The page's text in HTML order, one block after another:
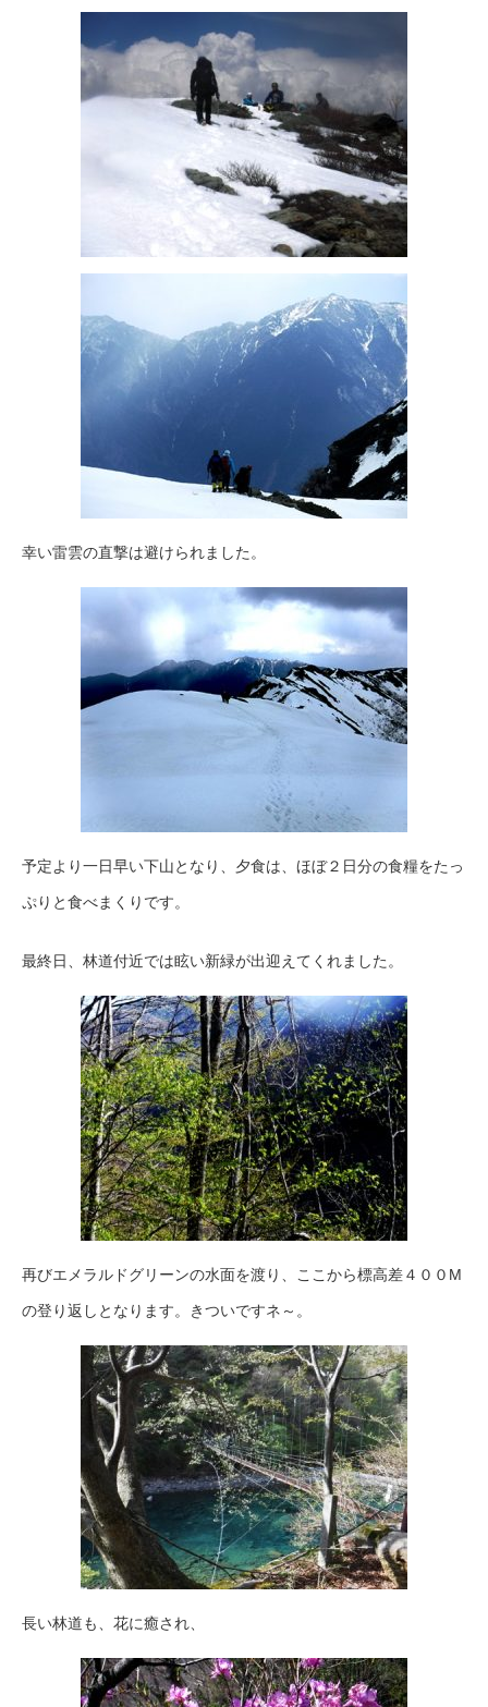
幸い雷雲の直撃は避けられました。
予定より一日早い下山となり、夕食は、ほぼ２日分の食糧をたっ
ぷりと食べまくりです。
最終日、林道付近では眩い新緑が出迎えてくれました。
再びエメラルドグリーンの水面を渡り、ここから標高差４００M
の登り返しとなります。きついですネ～。
長い林道も、花に癒され、